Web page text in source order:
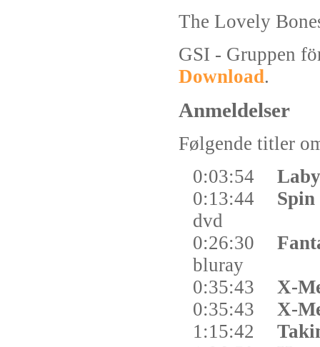
The Lovely
GSI - Gruppen
Download.
Anmeldelser
Følgende titler
0:03:54
0:13:44
dvd
0:26:30
bluray
0:35:43
X-
0:35:43
X-
1:15:42